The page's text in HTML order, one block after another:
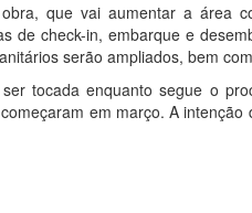
que vai aumentar a área
de check-in, embarque e
serão ampliados, bem
tocada enquanto segue o
em março. A intenção